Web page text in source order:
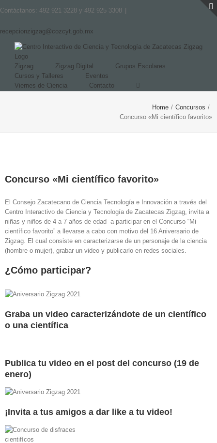
Contáctanos: 492 921 3228 y 492 925 3308
recepcionzigzag@cozcyt.gob.mx
Zigzag Zigzag Digital
Grupos Escolares
Cursos y Talleres
Eventos
Viernes de Ciencia
Contacto
Home / Concursos /
Concurso «Mi científico favorito»
Concurso «Mi científico favorito»
El Consejo Zacatecano de Ciencia Tecnología e Innovación a través del
Centro Interactivo de Ciencia y Tecnología de Zacatecas Zigzag, invita a
niñas y niños de 4 a 7 años de edad a participar en el Concurso “Mi
científico favorito” a llevarse a cabo con motivo del 16 Aniversario de
Zigzag. El cual consiste en caracterizarse de un personaje de la ciencia
(hombre o mujer), grabar un video y publicarlo en redes sociales.
¿Cómo participar?
Graba un video caracterizándote de un científico
o una científica
Publica tu video en el post del concurso (19 de
enero)
¡Invita a tus amigos a dar like a tu video!